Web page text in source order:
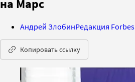
на Марс
Андрей ЗлобинРедакция Forbes
Копировать ссылку